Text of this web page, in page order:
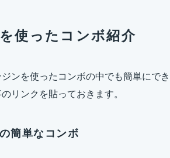
使ったコンボ紹介
ンを使ったコンボの中でも簡単にでき
リンクを貼っておきます。
簡単なコンボ